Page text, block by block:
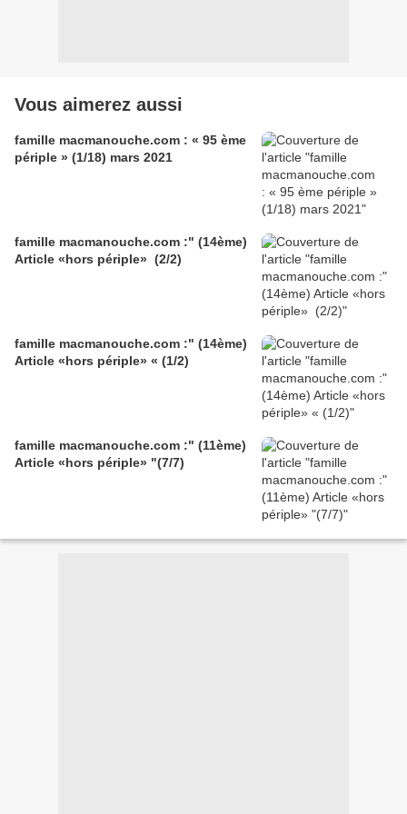
Vous aimerez aussi
famille macmanouche.com : « 95 ème
périple » (1/18) mars 2021
famille macmanouche.com :" (14ème)
Article «hors périple» (2/2)
famille macmanouche.com :" (14ème)
Article «hors périple» « (1/2)
famille macmanouche.com :" (11ème)
Article «hors périple» "(7/7)